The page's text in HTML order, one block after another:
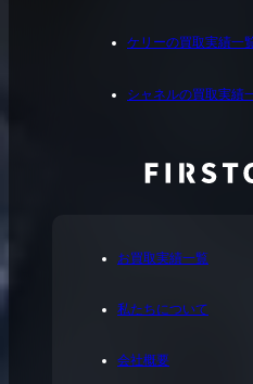
お買取実績一覧
私たちについて
会社概要
ケリーの買取実績一
シャネルの買取実績